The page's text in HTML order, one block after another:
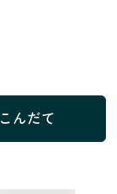
こんだて